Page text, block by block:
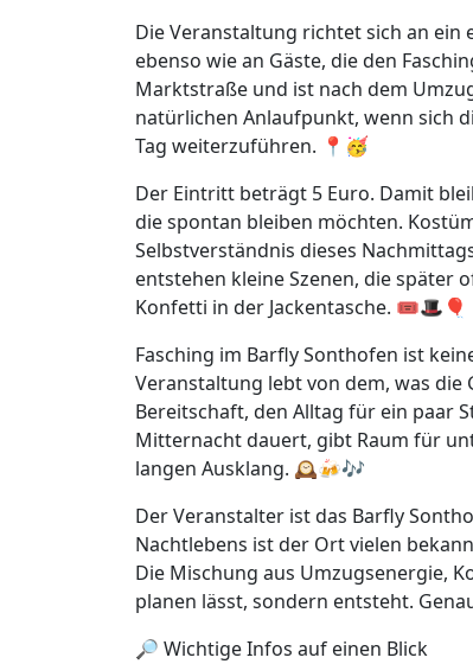
Die Veranstaltung richtet sich an
ebenso wie an Gäste, die den
Marktstraße und ist nach dem
natürlichen Anlaufpunkt, wenn sich
Tag weiterzuführen. 📍🥳
Der Eintritt beträgt 5 Euro. Damit
die spontan bleiben möchten.
Selbstverständnis dieses
entstehen kleine Szenen, die später
Konfetti in der Jackentasche. 🎟️🎩🎈
Fasching im Barfly Sonthofen ist
Veranstaltung lebt von dem, was
Bereitschaft, den Alltag für ein paar
Mitternacht dauert, gibt Raum für
langen Ausklang. 🕰️🍻🎶
Der Veranstalter ist das Barfly
Nachtlebens ist der Ort vielen
Die Mischung aus Umzugsenergie,
planen lässt, sondern entsteht.
🔎 Wichtige Infos auf einen Blick